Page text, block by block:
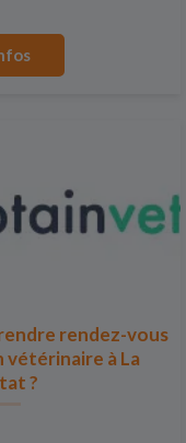
rendez-vous
vétérinaire à La
?